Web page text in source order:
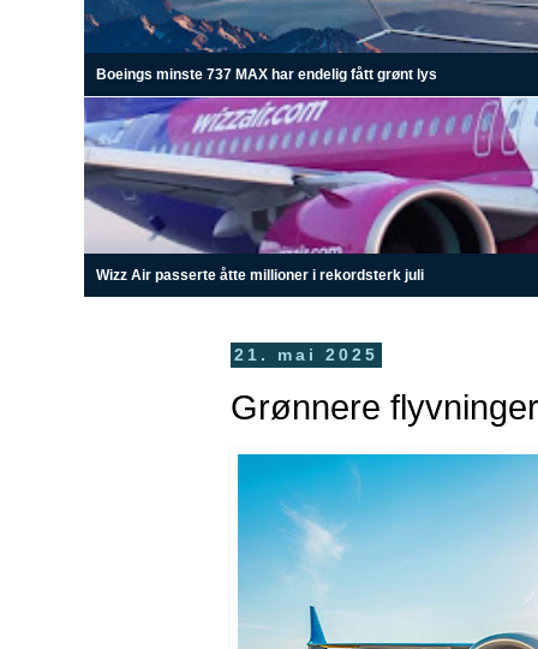
Boeings minste 737 MAX har endelig fått grønt lys
Wizz Air passerte åtte millioner i rekordsterk juli
21. mai 2025
Grønnere